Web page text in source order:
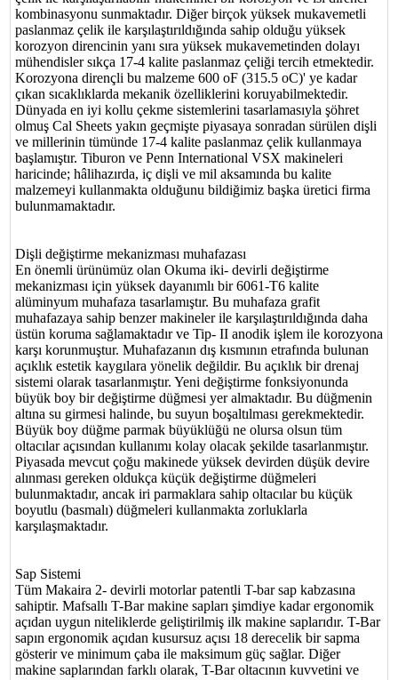
kombinasyonu sunmaktadır. Diğer birçok yüksek mukavemetli
paslanmaz çelik ile karşılaştırıldığında sahip olduğu yüksek
korozyon direncinin yanı sıra yüksek mukavemetinden dolayı
mühendisler sıkça 17-4 kalite paslanmaz çeliği tercih etmektedir.
Korozyona dirençli bu malzeme 600 oF (315.5 oC)' ye kadar
çıkan sıcaklıklarda mekanik özelliklerini koruyabilmektedir.
Dünyada en iyi kollu çekme sistemlerini tasarlamasıyla şöhret
olmuş Cal Sheets yakın geçmişte piyasaya sonradan sürülen dişli
ve millerinin tümünde 17-4 kalite paslanmaz çelik kullanmaya
başlamıştır. Tiburon ve Penn International VSX makineleri
haricinde; hâlihazırda, iç dişli ve mil aksamında bu kalite
malzemeyi kullanmakta olduğunu bildiğimiz başka üretici firma
bulunmamaktadır.
Dişli değiştirme mekanizması muhafazası
En önemli ürünümüz olan Okuma iki- devirli değiştirme
mekanizması için yüksek dayanımlı bir 6061-T6 kalite
alüminyum muhafaza tasarlamıştır. Bu muhafaza grafit
muhafazaya sahip benzer makineler ile karşılaştırıldığında daha
üstün koruma sağlamaktadır ve Tip- II anodik işlem ile korozyona
karşı korunmuştur. Muhafazanın dış kısmının etrafında bulunan
açıklık estetik kaygılara yönelik değildir. Bu açıklık bir drenaj
sistemi olarak tasarlanmıştır. Yeni değiştirme fonksiyonunda
büyük boy bir değiştirme düğmesi yer almaktadır. Bu düğmenin
altına su girmesi halinde, bu suyun boşaltılması gerekmektedir.
Büyük boy düğme parmak büyüklüğü ne olursa olsun tüm
oltacılar açısından kullanımı kolay olacak şekilde tasarlanmıştır.
Piyasada mevcut çoğu makinede yüksek devirden düşük devire
alınması gereken oldukça küçük değiştirme düğmeleri
bulunmaktadır, ancak iri parmaklara sahip oltacılar bu küçük
boyutlu (basmalı) düğmeleri kullanmakta zorluklarla
karşılaşmaktadır.
Sap Sistemi
Tüm Makaira 2- devirli motorlar patentli T-bar sap kabzasına
sahiptir. Mafsallı T-Bar makine sapları şimdiye kadar ergonomik
açıdan uygun niteliklerde geliştirilmiş ilk makine saplarıdır. T-Bar
sapın ergonomik açıdan kusursuz açısı 18 derecelik bir sapma
gösterir ve minimum çaba ile maksimum güç sağlar. Diğer
makine saplarından farklı olarak, T-Bar oltacının kuvvetini ve